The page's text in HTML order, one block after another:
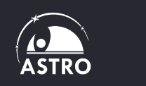
Saltar
al
contenido